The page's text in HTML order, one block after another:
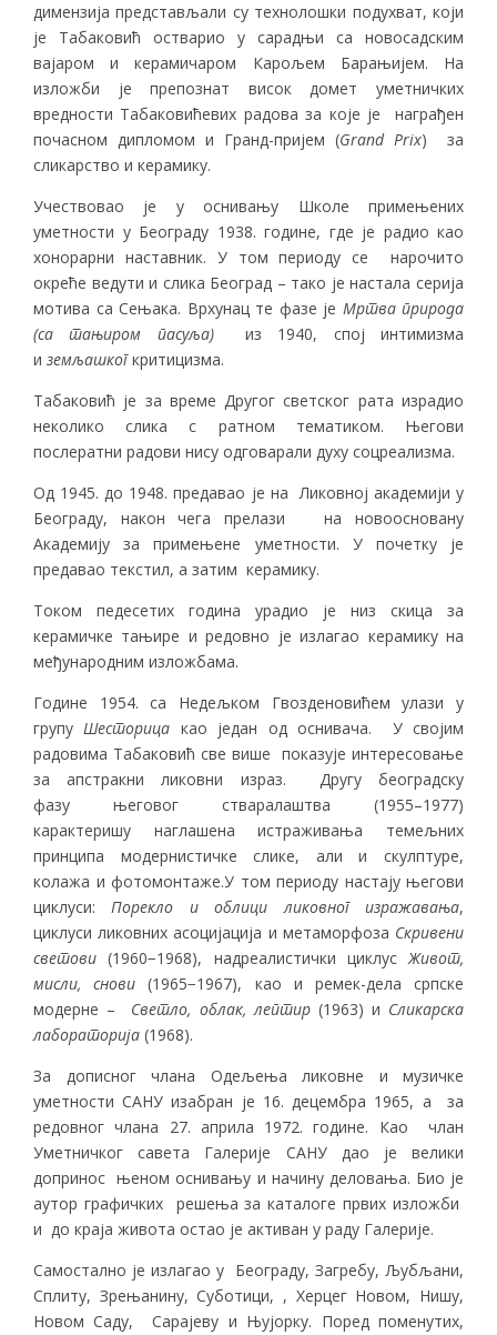
димензија представљали су технолошки подухват, који
је Табаковић остварио у сарадњи са новосадским
вајаром и керамичаром Карољем Барањијем. На
изложби је препознат висок домет уметничких
вредности Табаковићевих радова за које је награђен
почасном дипломом и Гранд-пријем (Grand Prix) за
сликарство и керамику.
Учествовао је у оснивању Школе примењених
уметности у Београду 1938. године, где је радио као
хонорарни наставник. У том периоду се нарочито
окреће ведути и слика Београд – тако је настала серија
мотива са Сењака. Врхунац те фазе је Мртва природа
(са тањиром пасуља)из 1940, спој интимизма
и земљашкогкритицизма.
Табаковић је за време Другог светског рата израдио
неколико слика с ратном тематиком. Његови
послератни радови нису одговарали духу соцреализма.
Од 1945. до 1948. предавао је на Ликовној академији у
Београду, након чега прелази на новоосновану
Академију за примењене уметности. У почетку је
предавао текстил, а затим керамику.
Током педесетих година урадио је низ скица за
керамичке тањире и редовно је излагао керамику на
међународним изложбама.
Године 1954. са Недељком Гвозденовићем улази у
групуШесторица као један од оснивача. У својим
радовима Табаковић све више показује интересовање
за апстракни ликовни израз. Другу београдску
фазу његовог стваралаштва (1955–1977)
карактеришу наглашена истраживања темељних
принципа модернистичке слике, али и скулптуре,
колажа и фотомонтаже.У том периоду настају његови
циклуси:Порекло и облици ликовног изражавања,
циклуси ликовних асоцијација и метаморфоза Скривени
светови(1960−1968), надреалистички циклусЖивот,
мисли, снови (1965−1967), као и ремек-дела српске
модерне – Светло, облак, лептир(1963) и Сликарска
лабораторија (1968).
За дописног члана Одељења ликовне и музичке
уметности САНУ изабран је 16. децембра 1965, а за
редовног члана 27. априла 1972. године. Као члан
Уметничког савета Галерије САНУ дао је велики
допринос њеном оснивању и начину деловања. Био је
аутор графичких решења за каталоге првих изложби
и до краја живота остао је активан у раду Галерије.
Самостално је излагао у Београду, Загребу, Љубљани,
Сплиту, Зрењанину, Суботици, , Херцег Новом, Нишу,
Новом Саду, Сарајеву и Њујорку. Поред поменутих,